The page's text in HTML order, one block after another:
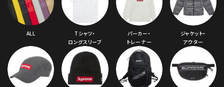
ALL
Tシャツ・
ロングスリーブ
パーカー・
トレーナー
ジャケット・
アウター